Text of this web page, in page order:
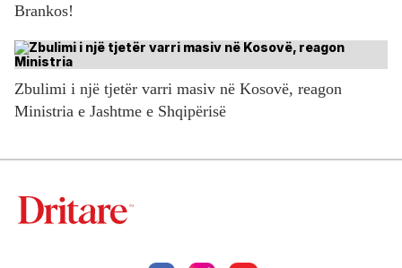
Brankos!
Zbulimi i një tjetër varri masiv në Kosovë, reagon
Ministria e Jashtme e Shqipërisë